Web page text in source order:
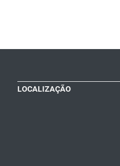
LOCALIZAÇÃO